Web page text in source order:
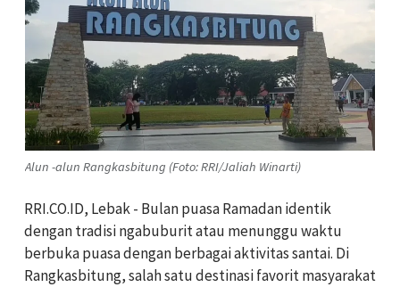
Alun -alun Rangkasbitung (Foto: RRI/Jaliah Winarti)
RRI.CO.ID, Lebak - Bulan puasa Ramadan identik
dengan tradisi ngabuburit atau menunggu waktu
berbuka puasa dengan berbagai aktivitas santai. Di
Rangkasbitung, salah satu destinasi favorit masyarakat